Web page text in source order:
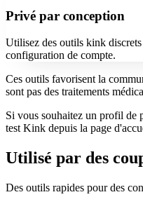
Privé par conception
Utilisez des outils kink
configuration de compte.
Ces outils favorisent la
sont pas des traitements
Si vous souhaitez un profil de
test Kink depuis la page
Utilisé par des
Des outils rapides pour des